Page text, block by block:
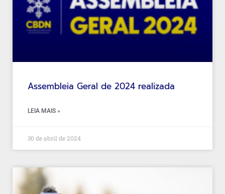
Assembleia Geral de 2024 realizada
LEIA MAIS »
30 de abril de 2024